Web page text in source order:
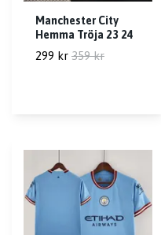
Manchester City
Hemma Tröja 23 24
299 kr 359 kr